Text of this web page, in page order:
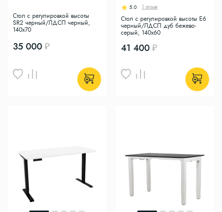
35 000
Стол с регулировкой высоты
SR2 черный/ЛДСП черный,
140x70
41 400
5.0 1 отзыв
Стол с регулировкой высоты E6
черный/ЛДСП дуб бежево-
серый, 140x60